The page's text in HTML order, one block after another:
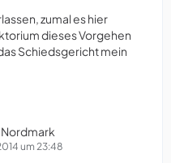
zumal es hier
dieses Vorgehen
Schiedsgericht mein
um 23:48